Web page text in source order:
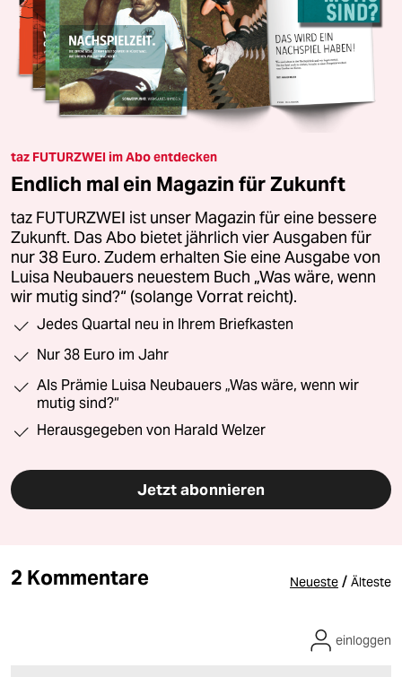
taz FUTURZWEI im Abo entdecken
Endlich mal ein Magazin für Zukunft
taz FUTURZWEI ist unser Magazin für eine bessere
Zukunft. Das Abo bietet jährlich vier Ausgaben für
nur 38 Euro. Zudem erhalten Sie eine Ausgabe von
Luisa Neubauers neuestem Buch „Was wäre, wenn
wir mutig sind?“ (solange Vorrat reicht).
Jedes Quartal neu in Ihrem Briefkasten
Nur 38 Euro im Jahr
Als Prämie Luisa Neubauers „Was wäre, wenn wir
mutig sind?“
Herausgegeben von Harald Welzer
Jetzt abonnieren
2 Kommentare Neueste / Älteste
einloggen